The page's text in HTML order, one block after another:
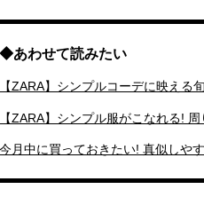
◆あわせて読みたい
【ZARA】シンプルコーデに映える
【ZARA】シンプル服がこなれる!
今月中に買っておきたい! 真似しや